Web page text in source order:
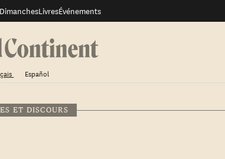
DimanchesLivresÉvénements
Español
ET DISCOURS